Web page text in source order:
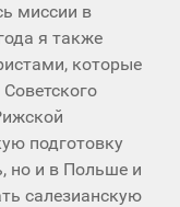
миссии в
я также
которые
подготовку
но и в Польше и
салезианскую